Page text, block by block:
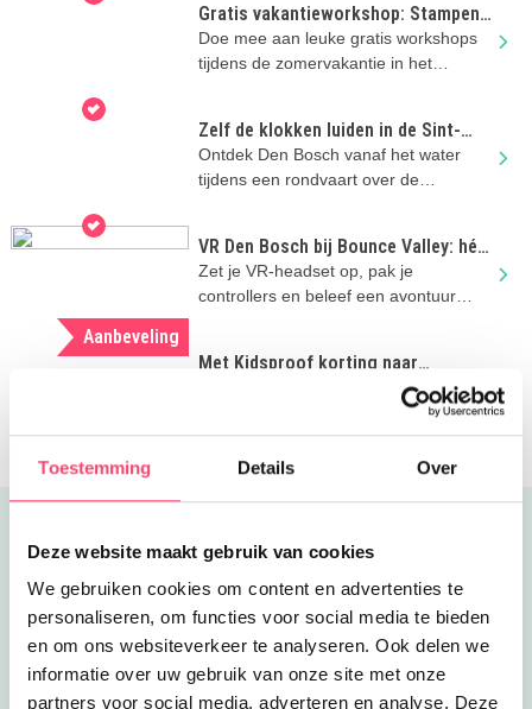
Toestemming Details Over
Deze website maakt gebruik van cookies
We gebruiken cookies om content en advertenties te
personaliseren, om functies voor social media te bieden
en om ons websiteverkeer te analyseren. Ook delen we
informatie over uw gebruik van onze site met onze
partners voor social media, adverteren en analyse. Deze
Gratis vakantieworkshop: Stampen,
bouwen, groeien
Doe mee aan leuke gratis workshops
tijdens de zomervakantie in het
Zelf de klokken luiden in de Sint-
Jan? Dat kan!
Ontdek Den Bosch vanaf het water
tijdens een rondvaart over de
VR Den Bosch bij Bounce Valley: hét
zomervakantie-uitje vol avontuur
Zet je VR-headset op, pak je
controllers en beleef een avontuur
Aanbeveling
Met Kidsproof korting naar
Klimmen, klauteren, springen,
spetteren én de hele dag onbeperkt
eten en drinken..
Uitgelicht